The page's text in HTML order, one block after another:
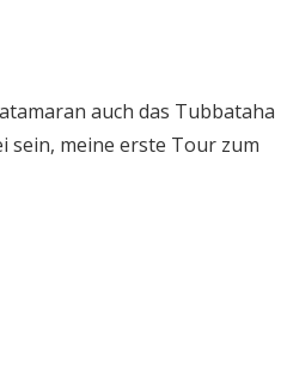
auch das Tubbataha
sein, meine erste Tour zum